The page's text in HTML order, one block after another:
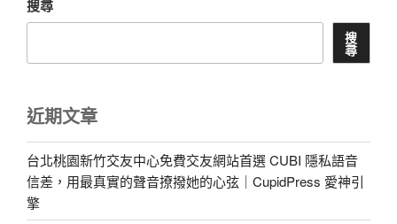
搜尋
搜
尋
近期文章
台北桃園新竹交友中心免費交友網站首選 CUBI 隱私語音
信差，用最真實的聲音撩撥她的心弦｜CupidPress 愛神引
擎